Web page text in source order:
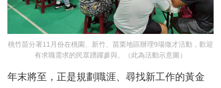
桃竹苗分署11月份在桃園、新竹、苗栗地區辦理9場徵才活動，歡迎
有求職需求的民眾踴躍參與。（此為活動示意圖）
年末將至，正是規劃職涯、尋找新工作的黃金